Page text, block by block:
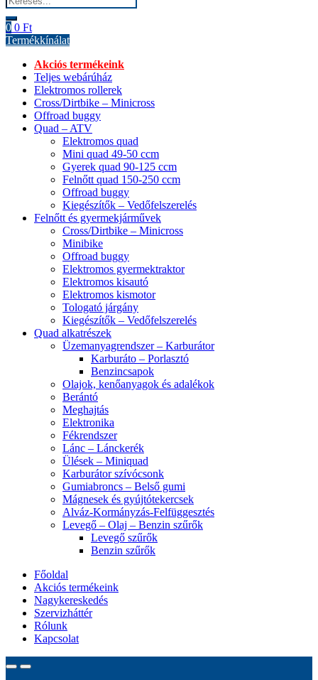
0 0 Ft
Termékkínálat
Akciós termékeink
Teljes webárúház
Elektromos rollerek
Cross/Dirtbike – Minicross
Offroad buggy
Quad – ATV
Elektromos quad
Mini quad 49-50 ccm
Gyerek quad 90-125 ccm
Felnőtt quad 150-250 ccm
Offroad buggy
Kiegészítők – Vedőfelszerelés
Felnőtt és gyermekjárművek
Cross/Dirtbike – Minicross
Minibike
Offroad buggy
Elektromos gyermektraktor
Elektromos kisautó
Elektromos kismotor
Tologató járgány
Kiegészítők – Vedőfelszerelés
Quad alkatrészek
Üzemanyagrendszer – Karburátor
Karburáto – Porlasztó
Benzincsapok
Olajok, kenőanyagok és adalékok
Berántó
Meghajtás
Elektronika
Fékrendszer
Lánc – Lánckerék
Ülések – Miniquad
Karburátor szívócsonk
Gumiabroncs – Belső gumi
Mágnesek és gyújtótekercsek
Alváz-Kormányzás-Felfüggesztés
Levegő – Olaj – Benzin szűrők
Levegő szűrők
Benzin szűrők
Főoldal
Akciós termékeink
Nagykereskedés
Szervizháttér
Rólunk
Kapcsolat